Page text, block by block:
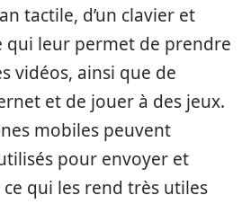
tactile, d’un clavier et
qui leur permet de prendre
vidéos, ainsi que de
et de jouer à des jeux.
mobiles peuvent
pour envoyer et
qui les rend très utiles